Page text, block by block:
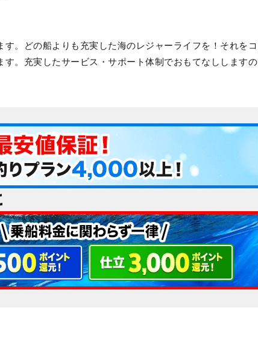
。どの船よりも充実した海のレジャーライフを！それをコ
。充実したサービス・サポート体制でおもてなししますの